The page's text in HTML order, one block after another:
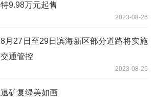
特9.98万元起售
2023-08-26
8月27日至29日滨海新区部分道路将实施
交通管控
2023-08-26
退矿复绿美如画